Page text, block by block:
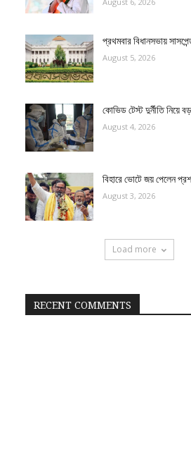
প্রথমবার বিধানসভায়
August 5, 2026
কোভিড টেস্ট দুর্নীতি নিয়ে
August 4, 2026
বিহারে ভোটে জয় পেলেন
August 3, 2026
Load more
RECENT COMMENTS